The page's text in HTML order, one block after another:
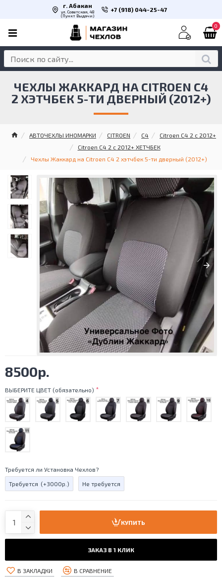
г. Абакан
ул. Советская, 48
(Пункт Выдачи)
+7 (918) 044-25-47
0
АВТОЧЕХЛЫ ИНОМАРКИ CITROEN C4
Citroen C4 2 с 2012+
Citroen C4 2 с 2012+ ХЕТЧБЕК
Чехлы Жаккард на Citroen C4 2 хэтчбек 5-ти дверный (2012+)
ЧЕХЛЫ ЖАККАРД НА CITROEN C4
2 ХЭТЧБЕК 5-ТИ ДВЕРНЫЙ (2012+)
8500р.
ВЫБЕРИТЕ ЦВЕТ (обязательно)
Требуется ли Установка Чехлов?
Требуется (+3000р.) Не требуется
КУПИТЬ
ЗАКАЗ В 1 КЛИК
В ЗАКЛАДКИ В СРАВНЕНИЕ